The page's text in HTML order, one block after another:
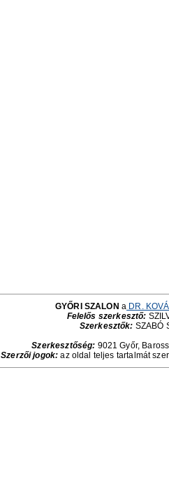
GYŐRI SZALON a DR.
Felelős szerkesztő:
Szerkesztők: SZABÓ
Szerkesztőség: 9021 Győr,
Szerzői jogok: az oldal teljes tartalmát